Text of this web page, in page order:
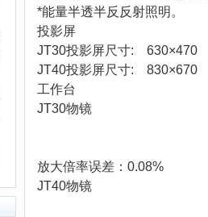
*能量半透半反反射照明。
投影屏
JT30投影屏尺寸: 630×470
JT40投影屏尺寸: 830×670
工作台
JT30物镜
放大倍率误差：0.08%
JT40物镜